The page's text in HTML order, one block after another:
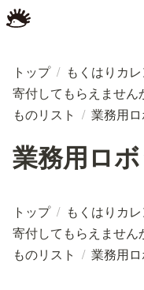
トップ / もくはりカ
寄付してもらえません
ものリスト / 業務用
業務用ロ
トップ / もくはりカ
寄付してもらえません
ものリスト / 業務用